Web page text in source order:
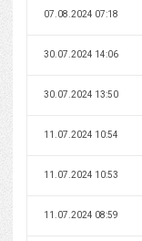
07.08.2024 07:18
30.07.2024 14:06
30.07.2024 13:50
11.07.2024 10:54
11.07.2024 10:53
11.07.2024 08:59